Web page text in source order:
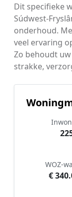
Dit specifieke
Súdwest-
onderhoud.
veel ervaring
Zo behoudt
strakke,
WOZ-
€